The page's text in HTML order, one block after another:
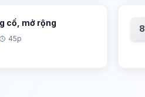
cố, mở rộng
45p
8